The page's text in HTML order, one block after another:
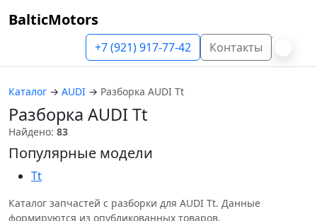
BalticMotors
+7 (921) 917-77-42 Контакты
Каталог → AUDI → Разборка AUDI Tt
Разборка AUDI Tt
Найдено: 83
Популярные модели
Tt
Каталог запчастей с разборки для AUDI Tt. Данные
формируются из опубликованных товаров.